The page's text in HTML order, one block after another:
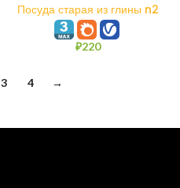
Посуда старая из глины n2
₽220
3 4 →